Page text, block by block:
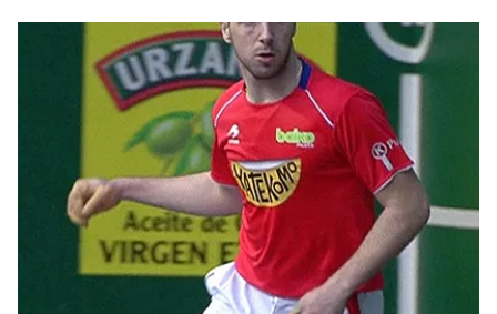
Eskubaloia
Atletismoa
Mendi-lasterketak